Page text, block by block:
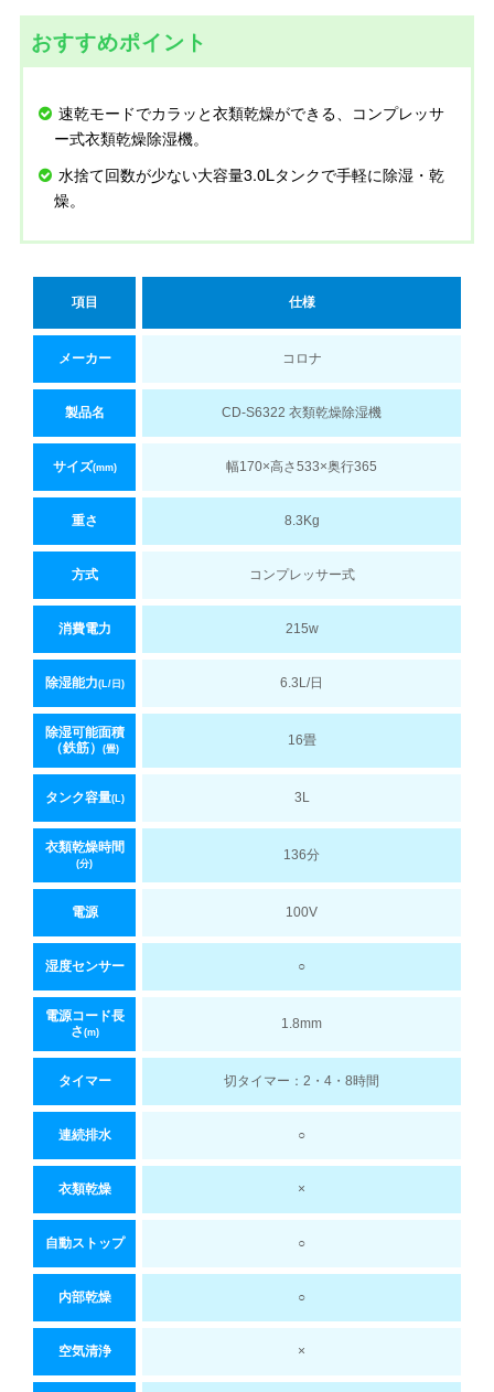
おすすめポイント
速乾モードでカラッと衣類乾燥ができる、コンプレッサ
ー式衣類乾燥除湿機。
水捨て回数が少ない大容量3.0Lタンクで手軽に除湿・乾
燥。
項目 仕様
メーカー コロナ
製品名 CD-S6322 衣類乾燥除湿機
サイズ(mm) 幅170×高さ533×奥行365
重さ 8.3Kg
方式 コンプレッサー式
消費電力 215w
除湿能力(L/日) 6.3L/日
除湿可能面積
（鉄筋）
(畳)
16畳
タンク容量(L) 3L
衣類乾燥時間
(分)
136分
電源 100V
湿度センサー ○
電源コード長
さ (m)
1.8mm
タイマー 切タイマー：2・4・8時間
連続排水 ○
衣類乾燥 ×
自動ストップ ○
内部乾燥 ○
空気清浄 ×